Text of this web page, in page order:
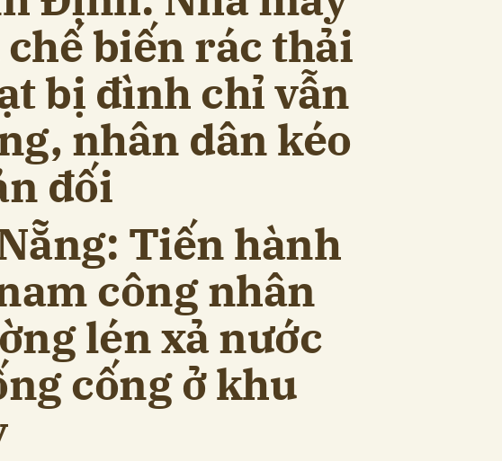
biến rác thải
bị đình chỉ vẫn
nhân dân kéo
đối
Tiến hành
công nhân
lén xả nước
cống ở khu